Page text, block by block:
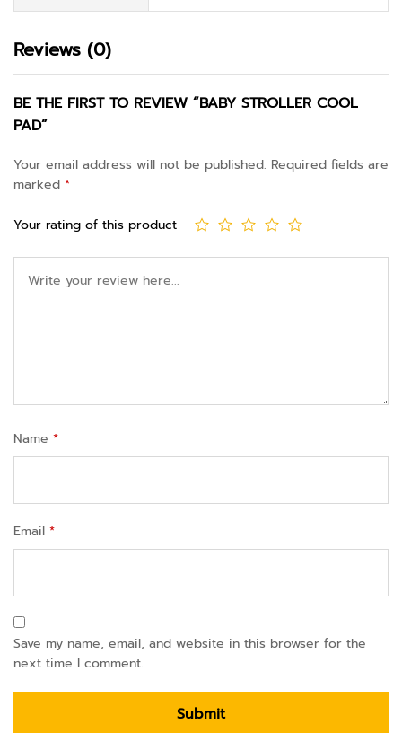
Reviews (0)
BE THE FIRST TO REVIEW “BABY STROLLER COOL
PAD”
Your email address will not be published. Required fields are
marked *
Your rating of this product
Name *
Email *
Save my name, email, and website in this browser for the
next time I comment.